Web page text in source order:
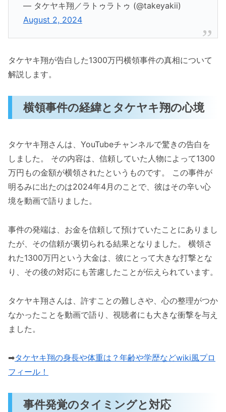
— タケヤキ翔／ラトゥラトゥ (@takeyakii)
August 2, 2024
タケヤキ翔が告白した1300万円横領事件の真相について
解説します。
横領事件の経緯とタケヤキ翔の心境
タケヤキ翔さんは、YouTubeチャンネルで驚きの告白を
しました。 その内容は、信頼していた人物によって1300
万円もの金額が横領されたというものです。 この事件が
明るみに出たのは2024年4月のことで、彼はその辛い心
境を動画で語りました​。
事件の発端は、お金を信頼して預けていたことにありまし
たが、その信頼が裏切られる結果となりました。 横領さ
れた1300万円という大金は、彼にとって大きな打撃とな
り、その後の対応にも苦慮したことが伝えられています。
タケヤキ翔さんは、許すことの難しさや、心の整理がつか
なかったことを動画で語り、視聴者にも大きな衝撃を与え
ました​。
➡タケヤキ翔の身長や体重は？年齢や学歴などwiki風プロ
フィール！
事件発覚のタイミングと対応